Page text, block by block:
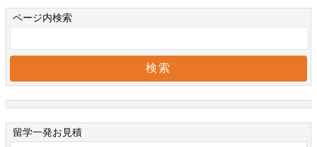
ページ内検索
留学一発お見積